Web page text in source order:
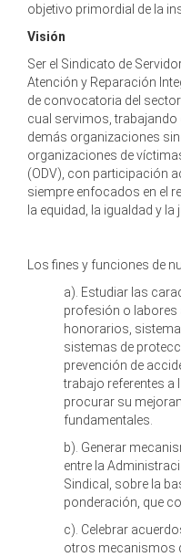
objetivo primordial de la
Visión
Ser el Sindicato de
Atención y Reparación
de convocatoria del
cual servimos,
demás organizaciones
organizaciones de
(ODV), con participación
siempre enfocados en el
la equidad, la igualdad y la
Los fines y funciones de
a). Estudiar las
profesión o labores
honorarios,
sistemas de
prevención de
trabajo referentes a
procurar su
fundamentales.
b). Generar
entre la
Sindical, sobre la
ponderación, que
c). Celebrar
otros mecanismos